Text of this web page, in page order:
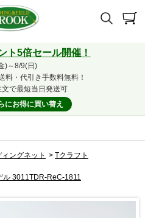
ト5倍セール開催！
)～8/9(日)
料・代引き手数料無料！
で最短当日発送可
にお得に買い替え
ィングネット > Tクラフト
ル 3011TDR-ReC-1811